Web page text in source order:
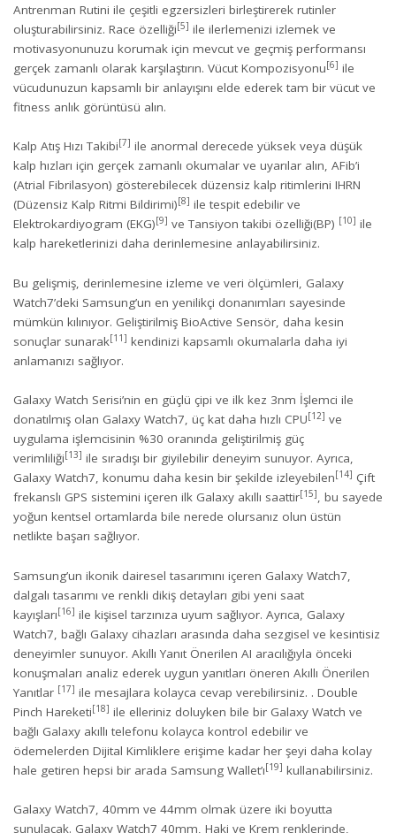
Antrenman Rutini ile çeşitli egzersizleri birleştirerek rutinler
oluşturabilirsiniz. Race özelliği[5] ile ilerlemenizi izlemek ve
motivasyonunuzu korumak için mevcut ve geçmiş performansı
gerçek zamanlı olarak karşılaştırın. Vücut Kompozisyonu[6] ile
vücudunuzun kapsamlı bir anlayışını elde ederek tam bir vücut ve
fitness anlık görüntüsü alın.
Kalp Atış Hızı Takibi[7] ile anormal derecede yüksek veya düşük
kalp hızları için gerçek zamanlı okumalar ve uyarılar alın, AFib’i
(Atrial Fibrilasyon) gösterebilecek düzensiz kalp ritimlerini IHRN
(Düzensiz Kalp Ritmi Bildirimi)[8] ile tespit edebilir ve
Elektrokardiyogram (EKG)[9] ve Tansiyon takibi özelliği(BP) [10] ile
kalp hareketlerinizi daha derinlemesine anlayabilirsiniz.
Bu gelişmiş, derinlemesine izleme ve veri ölçümleri, Galaxy
Watch7’deki Samsung’un en yenilikçi donanımları sayesinde
mümkün kılınıyor. Geliştirilmiş BioActive Sensör, daha kesin
sonuçlar sunarak[11] kendinizi kapsamlı okumalarla daha iyi
anlamanızı sağlıyor.
Galaxy Watch Serisi’nin en güçlü çipi ve ilk kez 3nm İşlemci ile
donatılmış olan Galaxy Watch7, üç kat daha hızlı CPU[12] ve
uygulama işlemcisinin %30 oranında geliştirilmiş güç
verimliliği[13] ile sıradışı bir giyilebilir deneyim sunuyor. Ayrıca,
Galaxy Watch7, konumu daha kesin bir şekilde izleyebilen[14] Çift
frekanslı GPS sistemini içeren ilk Galaxy akıllı saattir[15], bu sayede
yoğun kentsel ortamlarda bile nerede olursanız olun üstün
netlikte başarı sağlıyor.
Samsung’un ikonik dairesel tasarımını içeren Galaxy Watch7,
dalgalı tasarımı ve renkli dikiş detayları gibi yeni saat
kayışları[16] ile kişisel tarzınıza uyum sağlıyor. Ayrıca, Galaxy
Watch7, bağlı Galaxy cihazları arasında daha sezgisel ve kesintisiz
deneyimler sunuyor. Akıllı Yanıt Önerilen AI aracılığıyla önceki
konuşmaları analiz ederek uygun yanıtları öneren Akıllı Önerilen
Yanıtlar [17] ile mesajlara kolayca cevap verebilirsiniz. . Double
Pinch Hareketi[18] ile elleriniz doluyken bile bir Galaxy Watch ve
bağlı Galaxy akıllı telefonu kolayca kontrol edebilir ve
ödemelerden Dijital Kimliklere erişime kadar her şeyi daha kolay
hale getiren hepsi bir arada Samsung Wallet’ı[19] kullanabilirsiniz.
Galaxy Watch7, 40mm ve 44mm olmak üzere iki boyutta
sunulacak. Galaxy Watch7 40mm, Haki ve Krem renklerinde,